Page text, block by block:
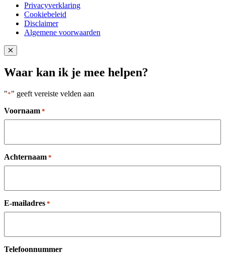
Privacyverklaring
Cookiebeleid
Disclaimer
Algemene voorwaarden
Close popup
Waar kan ik je mee helpen?
"*" geeft vereiste velden aan
Voornaam *
Achternaam *
E-mailadres *
Telefoonnummer